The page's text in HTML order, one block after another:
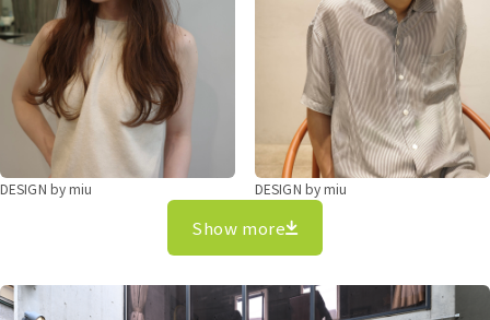
DESIGN by miu DESIGN by miu
Show more